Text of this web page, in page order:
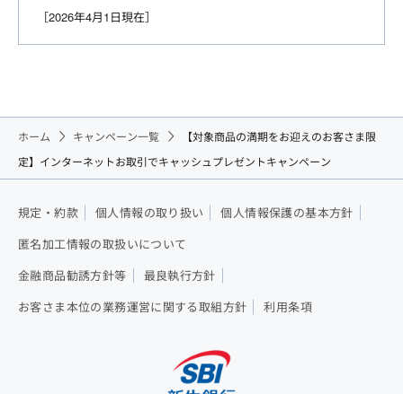
［2026年4月1日現在］
ホーム キャンペーン一覧
【対象商品の満期をお迎えのお客さま限
定】インターネットお取引でキャッシュプレゼントキャンペーン
規定・約款 個人情報の取り扱い 個人情報保護の基本方針
匿名加工情報の取扱いについて
金融商品勧誘方針等 最良執行方針
お客さま本位の業務運営に関する取組方針 利用条項